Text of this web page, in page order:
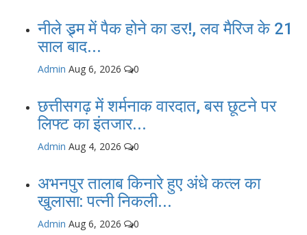
नीले ड्र्म में पैक होने का डर!, लव मैरिज के 21
साल बाद...
Admin Aug 6, 2026 0
छत्तीसगढ़ में शर्मनाक वारदात, बस छूटने पर
लिफ्ट का इंतजार...
Admin Aug 4, 2026 0
अभनपुर तालाब किनारे हुए अंधे कत्ल का
खुलासा: पत्नी निकली...
Admin Aug 6, 2026 0